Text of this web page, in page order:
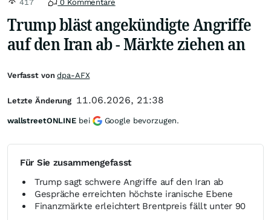
417 0 Kommentare
Trump bläst angekündigte Angriffe
auf den Iran ab - Märkte ziehen an
Für Sie zusammengefasst
Trump sagt schwere Angriffe auf den Iran ab
Gespräche erreichten höchste iranische Ebene
Finanzmärkte erleichtert Brentpreis fällt unter 90
Verfasst vondpa-AFX
Letzte Änderung 11.06.2026, 21:38
wallstreetONLINE bei Google bevorzugen.